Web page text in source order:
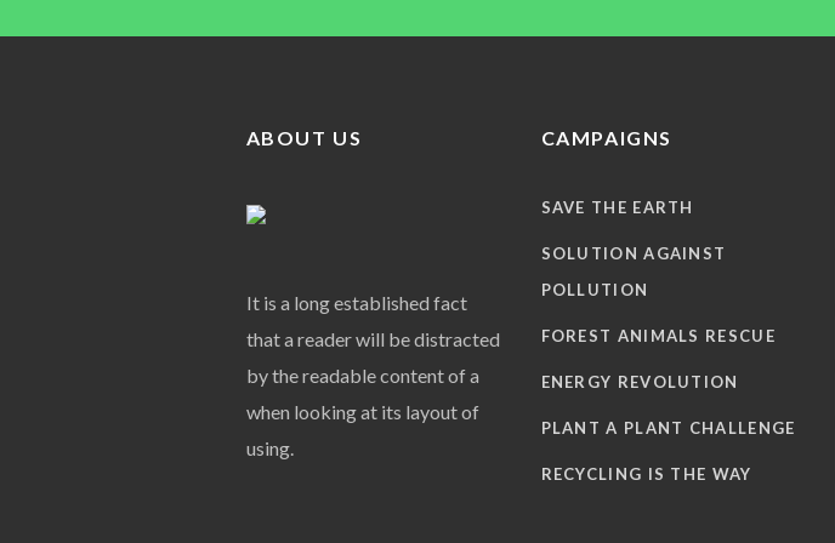
ABOUT US
It is a long established fact
that a reader will be distracted
by the readable content of a
when looking at its layout of
using.
CAMPAIGNS
SAVE THE EARTH
SOLUTION AGAINST
POLLUTION
FOREST ANIMALS RESCUE
ENERGY REVOLUTION
PLANT A PLANT CHALLENGE
RECYCLING IS THE WAY